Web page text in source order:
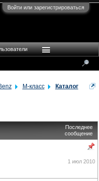
Войти или зарегистрироваться
M-класс Каталог
Последнее
сообщение
1 июл 2010